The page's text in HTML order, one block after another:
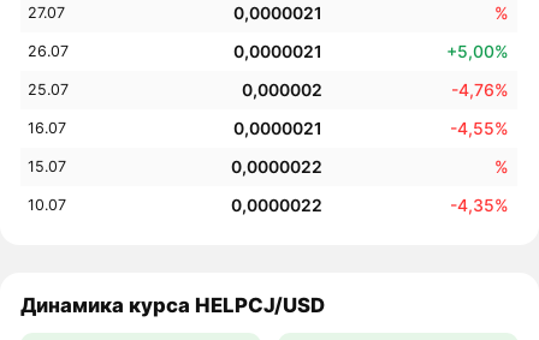
27.07 0,0000021 %
26.07 0,0000021 +5,00%
25.07 0,000002 -4,76%
16.07 0,0000021 -4,55%
15.07 0,0000022 %
10.07 0,0000022 -4,35%
Динамика курса HELPCJ/USD